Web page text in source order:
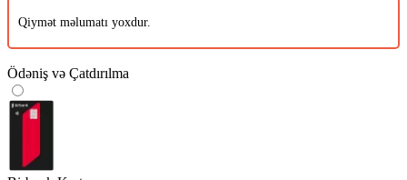
Qiymət məlumatı yoxdur.
Ödəniş və Çatdırılma